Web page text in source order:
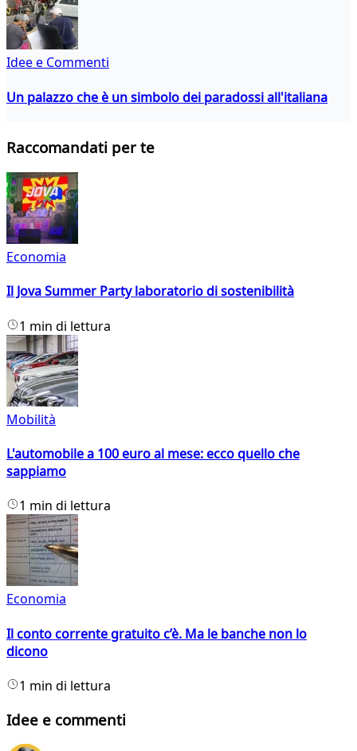
Idee e Commenti
Un palazzo che è un simbolo dei paradossi all'italiana
Raccomandati per te
Economia
Il Jova Summer Party laboratorio di sostenibilità
1 min di lettura
Mobilità
L'automobile a 100 euro al mese: ecco quello che
sappiamo
1 min di lettura
Economia
Il conto corrente gratuito c’è. Ma le banche non lo
dicono
1 min di lettura
Idee e commenti